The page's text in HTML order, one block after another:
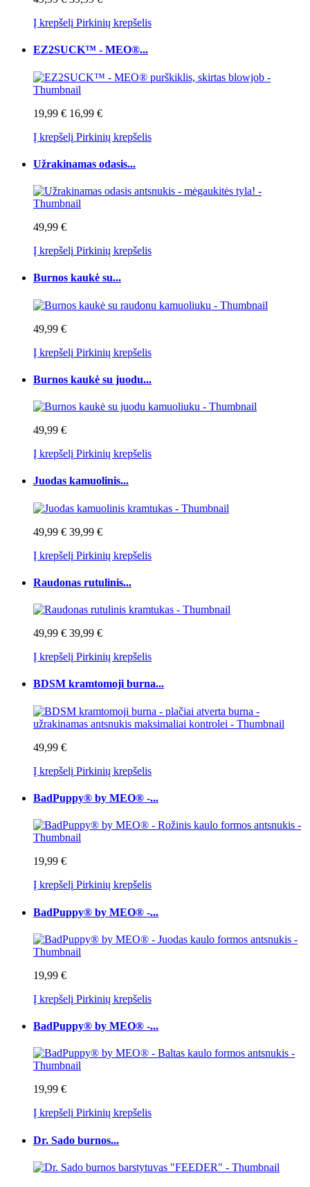
Į krepšelį Pirkinių krepšelis
EZ2SUCK™ - MEO®...
19,99 € 16,99 €
Į krepšelį Pirkinių krepšelis
Užrakinamas odasis...
49,99 €
Į krepšelį Pirkinių krepšelis
Burnos kaukė su...
49,99 €
Į krepšelį Pirkinių krepšelis
Burnos kaukė su juodu...
49,99 €
Į krepšelį Pirkinių krepšelis
Juodas kamuolinis...
49,99 € 39,99 €
Į krepšelį Pirkinių krepšelis
Raudonas rutulinis...
49,99 € 39,99 €
Į krepšelį Pirkinių krepšelis
BDSM kramtomoji burna...
49,99 €
Į krepšelį Pirkinių krepšelis
BadPuppy® by MEO® -...
19,99 €
Į krepšelį Pirkinių krepšelis
BadPuppy® by MEO® -...
19,99 €
Į krepšelį Pirkinių krepšelis
BadPuppy® by MEO® -...
19,99 €
Į krepšelį Pirkinių krepšelis
Dr. Sado burnos...